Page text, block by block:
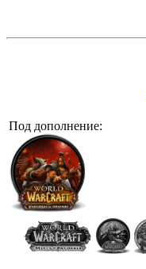
Под дополнение: